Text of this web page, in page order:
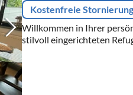
Kostenfreie Stornierung
Willkommen in Ihrer
stilvoll eingerichteten
Fränkischen Schweiz, das